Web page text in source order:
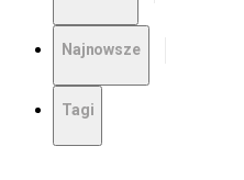
Najnowsze
Tagi